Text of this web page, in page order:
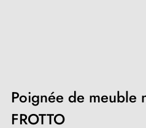
Poignée de meuble
FROTTO